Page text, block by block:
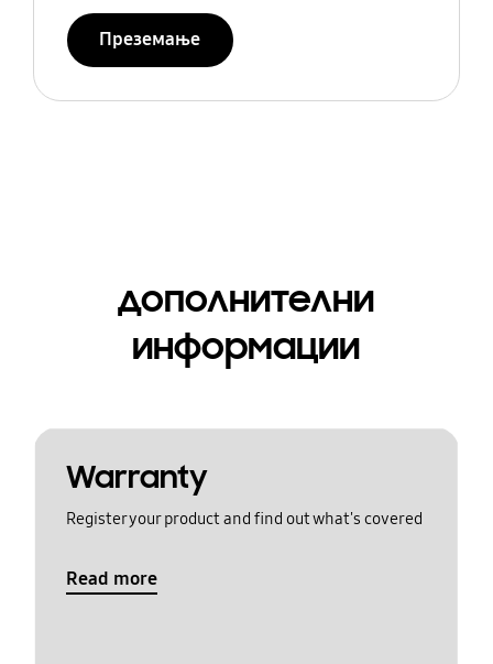
Преземање
дополнителни
информации
Warranty
Register your product and find out what's covered
Read more